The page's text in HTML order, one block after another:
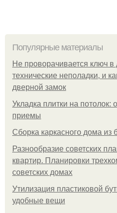
Популярные материалы
Не проворачивается ключ
технические неполадки, и
дверной замок
Укладка плитки на
приемы
Сборка каркасного дома из
Разнообразие советских
квартир. Планировки
советских домах
Утилизация пластиковой
удобные вещи